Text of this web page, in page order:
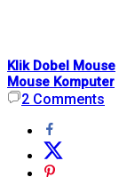
Klik Dobel Mouse
Mouse Komputer
2 Comments